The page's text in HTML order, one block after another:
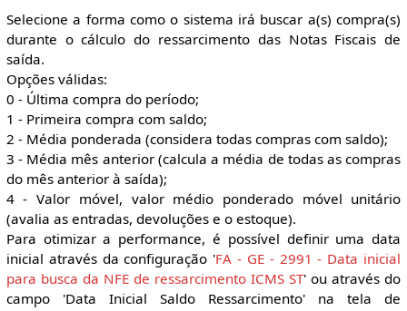
Selecione a forma como o sistema irá buscar a(s) compra(s)
durante o cálculo do ressarcimento das Notas Fiscais de
saída.
Opções válidas:
0 - Última compra do período;
1 - Primeira compra com saldo;
2 - Média ponderada (considera todas compras com saldo);
3 - Média mês anterior (calcula a média de todas as compras
do mês anterior à saída);
4 - Valor móvel, valor médio ponderado móvel unitário
(avalia as entradas, devoluções e o estoque).
Para otimizar a performance, é possível definir uma data
inicial através da configuração 'FA - GE - 2991 - Data inicial
para busca da NFE de ressarcimento ICMS ST' ou através do
campo 'Data Inicial Saldo Ressarcimento' na tela de